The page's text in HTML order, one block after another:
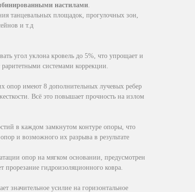
настилами
танцевальных площадок, прогулочных зон,
и т.д
угол уклона кровель до 5%, что упрощает и
системами коррекции.
опор имеют 8 дополнительных лучевых ребер
Всё это повышает прочность на излом
в каждом замкнутом контуре опоры, что
и возможного их разрыва в результате
опор на мягком основании, предусмотрен
гидроизоляционного ковра.
значительное усилие на горизонтальное